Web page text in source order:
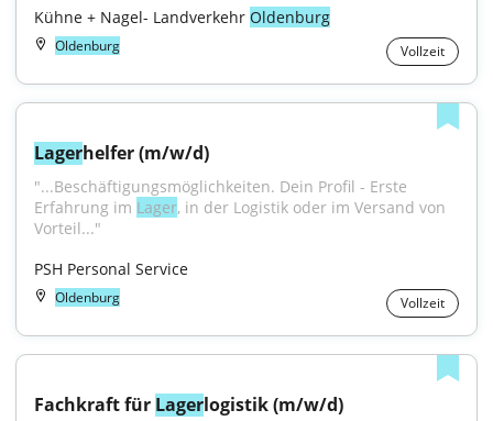
Kühne + Nagel- Landverkehr Oldenburg
Oldenburg Vollzeit
Lagerhelfer (m/w/d)
"...Beschäftigungsmöglichkeiten. Dein Profil - Erste
Erfahrung im Lager, in der Logistik oder im Versand von
Vorteil..."
PSH Personal Service
Oldenburg Vollzeit
Fachkraft für Lagerlogistik (m/w/d)